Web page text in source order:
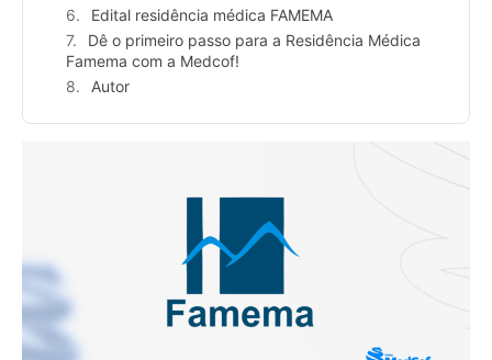
Edital residência médica FAMEMA
Dê o primeiro passo para a Residência Médica
Famema com a Medcof!
Autor